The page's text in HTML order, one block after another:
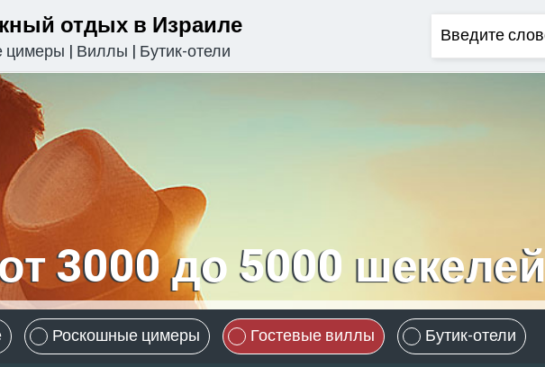
отдых в Израиле
цимеры | Виллы | Бутик-отели
3000 до 5000 шекелей
Роскошные цимеры Гостевые виллы Бутик-отели